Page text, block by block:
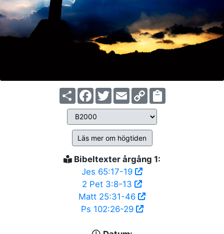
ShareFacebook
TwitterEmailCopy
Link
Läs mer om högtiden
Bibeltexter årgång 1:
Jes 65:17-19
2 Pet 3:8-13
Matt 25:31-46
Ps 102:26-29